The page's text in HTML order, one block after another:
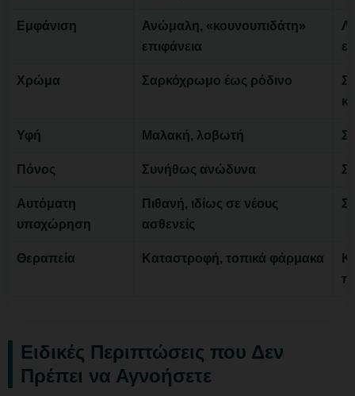
Εμφάνιση
Ανώμαλη, «κουνουπιδάτη»
επιφάνεια
Χρώμα Σαρκόχρωμο έως ρόδινο
Υφή Μαλακή, λοβωτή
Πόνος Συνήθως ανώδυνα
Αυτόματη
υποχώρηση
Πιθανή, ιδίως σε νέους
ασθενείς
Θεραπεία Καταστροφή, τοπικά φάρμακα
Ειδικές Περιπτώσεις που Δεν
Πρέπει να Αγνοήσετε